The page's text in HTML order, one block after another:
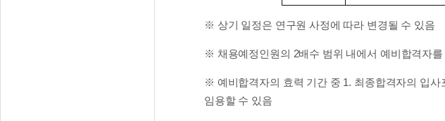
※ 상기 일정은 연구원 사정에 따라 변경될 수 있음
※ 채용예정인원의 2배수 범위 내에서 예비합격자
※ 예비합격자의 효력 기간 중 1. 최종합격자의 입
임용할 수 있음